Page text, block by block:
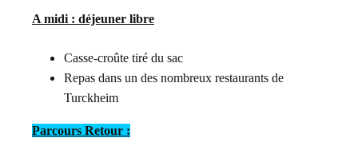
A midi : déjeuner libre
Casse-croûte tiré du sac
Repas dans un des nombreux restaurants de
Turckheim
Parcours Retour :